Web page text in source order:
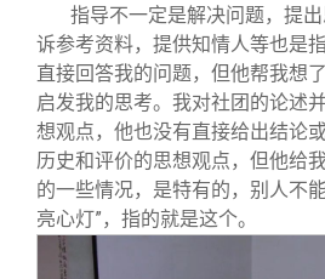
指导不一定是解决问题，提
诉参考资料，提供知情人等也是
直接回答我的问题，但他帮我想
启发我的思考。我对社团的论述
想观点，他也没有直接给出结论
历史和评价的思想观点，但他给
的一些情况，是特有的，别人不
亮心灯”，指的就是这个。